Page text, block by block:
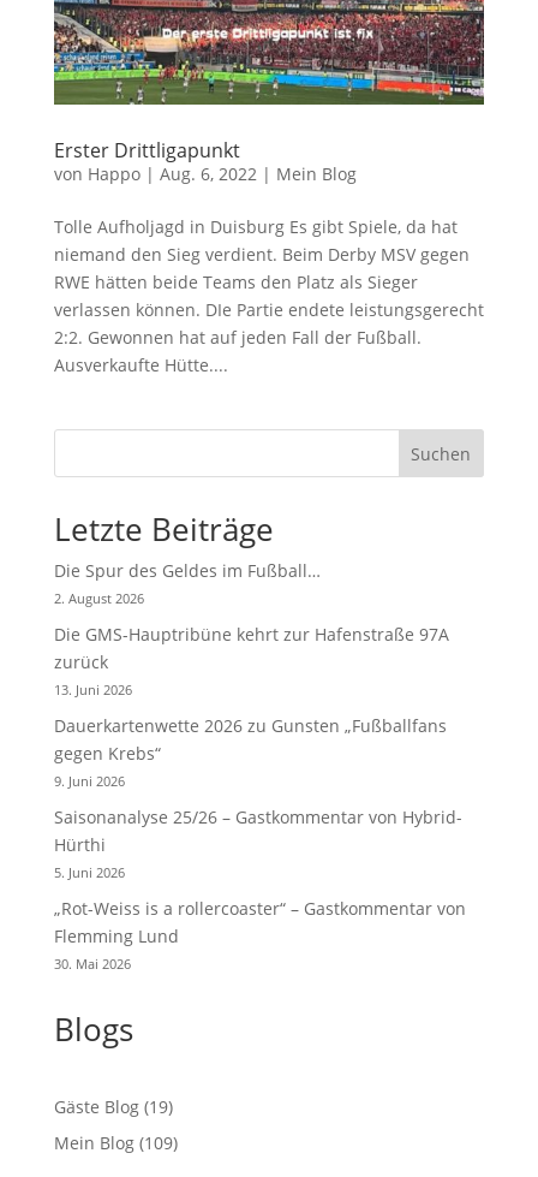
Erster Drittligapunkt
von Happo| Aug. 6, 2022| Mein Blog
Tolle Aufholjagd in Duisburg Es gibt Spiele, da hat
niemand den Sieg verdient. Beim Derby MSV gegen
RWE hätten beide Teams den Platz als Sieger
verlassen können. DIe Partie endete leistungsgerecht
2:2. Gewonnen hat auf jeden Fall der Fußball.
Ausverkaufte Hütte....
Suchen
Letzte Beiträge
Die Spur des Geldes im Fußball…
2. August 2026
Die GMS-Hauptribüne kehrt zur Hafenstraße 97A
zurück
13. Juni 2026
Dauerkartenwette 2026 zu Gunsten „Fußballfans
gegen Krebs“
9. Juni 2026
Saisonanalyse 25/26 – Gastkommentar von Hybrid-
Hürthi
5. Juni 2026
„Rot-Weiss is a rollercoaster“ – Gastkommentar von
Flemming Lund
30. Mai 2026
Blogs
Gäste Blog(19)
Mein Blog(109)